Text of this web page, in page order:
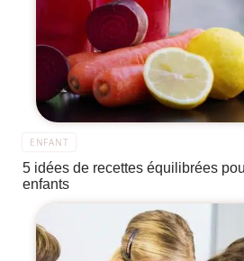
ENFANT
5 idées de recettes équilibrées
enfants